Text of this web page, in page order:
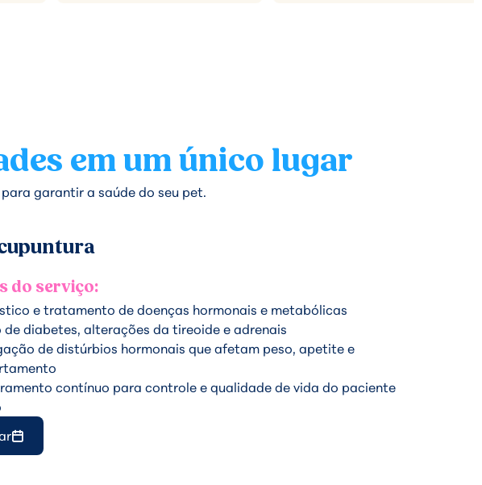
em um único lugar
garantir a saúde do seu pet.
do serviço:
e tratamento de doenças hormonais e metabólicas
de diabetes, alterações da tireoide e adrenais
de distúrbios hormonais que afetam peso, apetite e
contínuo para controle e qualidade de vida do paciente